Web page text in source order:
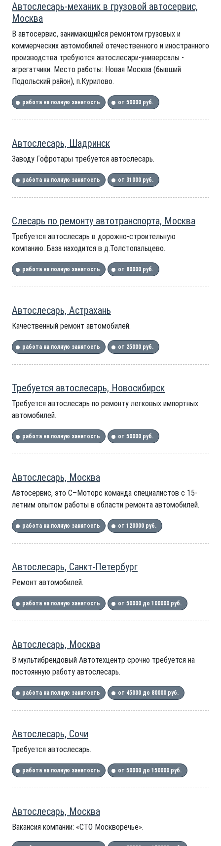
Автослесарь-механик в грузовой автосервис,
Москва
В автосервис, занимающийся ремонтом грузовых и
коммерческих автомобилей отечественного и иностранного
производства требуются автослесари-универсалы -
агрегатчики. Место работы: Новая Москва (бывший
Подольский район), п.Курилово.
работа на полную занятость от 50000 руб.
Автослесарь, Шадринск
Заводу Гофротары требуется автослесарь.
работа на полную занятость от 31000 руб.
Слесарь по ремонту автотранспорта, Москва
Требуется автослесарь в дорожно-строительную
компанию. База находится в д.Толстопальцево.
работа на полную занятость от 80000 руб.
Автослесарь, Астрахань
Качественный ремонт автомобилей.
работа на полную занятость от 25000 руб.
Требуется автослесарь, Новосибирск
Требуется автослесарь по ремонту легковых импортных
автомобилей.
работа на полную занятость от 50000 руб.
Автослесарь, Москва
Автосервис, это С–Моторс команда специалистов с 15-
летним опытом работы в области ремонта автомобилей.
работа на полную занятость от 120000 руб.
Автослесарь, Санкт-Петербург
Ремонт автомобилей.
работа на полную занятость от 50000 до 100000 руб.
Автослесарь, Москва
В мультибрендовый Автотехцентр срочно требуется на
постоянную работу автослесарь.
работа на полную занятость от 45000 до 80000 руб.
Автослесарь, Сочи
Требуется автослесарь.
работа на полную занятость от 50000 до 150000 руб.
Автослесарь, Москва
Вакансия компании: «СТО Москворечье».